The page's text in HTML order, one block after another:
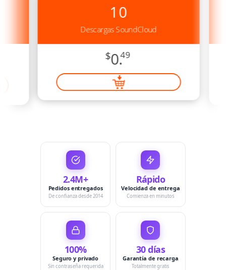
10
Descargas SoundCloud
$0.49
2.4M+
Pedidos entregados
De confianza desde 2014
Rápido
Velocidad de entrega
Comienza en minutos
100%
Seguro y privado
Sin contraseña requerida
30 días
Garantía de recarga
Totalmente gratis